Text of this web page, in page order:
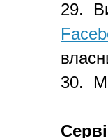
29.
30.